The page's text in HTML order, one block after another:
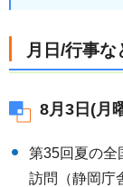
月日/行事
8月3日(月
第35回夏の全
訪問（静岡庁